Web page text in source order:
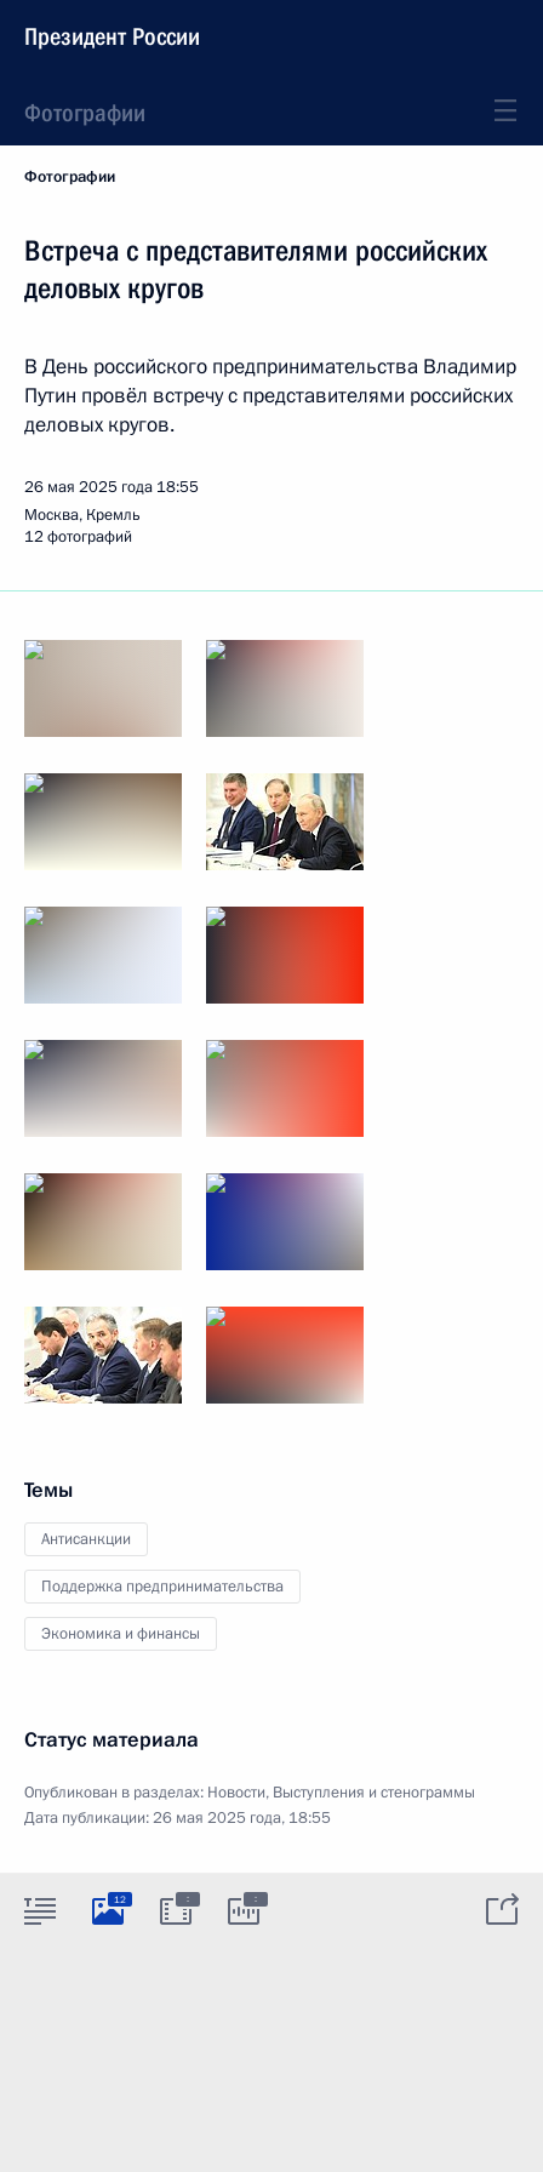
Президент России
Фотографии
Фотографии
Встреча с представителями российских
деловых кругов
В День российского предпринимательства Владимир
Путин провёл встречу с представителями российских
деловых кругов.
26 мая 2025 года 18:55
Москва, Кремль
12 фотографий
Темы
Антисанкции
Поддержка предпринимательства
Экономика и финансы
Статус материала
Опубликован в разделах: Новости, Выступления и стенограммы
Дата публикации:26 мая 2025 года, 18:55
12 : :